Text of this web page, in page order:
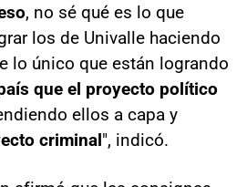
, no sé qué es lo que
los de Univalle haciendo
lo único que están logrando
que el proyecto político
ellos a capa y
criminal", indicó.